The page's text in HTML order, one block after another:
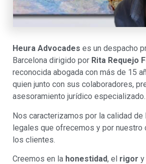
Heura Advocades es un despacho
Barcelona dirigido por Rita Requejo
reconocida abogada con más de 15
quien junto con sus colaboradores,
asesoramiento jurídico especializado.
Nos caracterizamos por la calidad
legales que ofrecemos y por nuestro
los clientes.
Creemos en la honestidad, el rigor y